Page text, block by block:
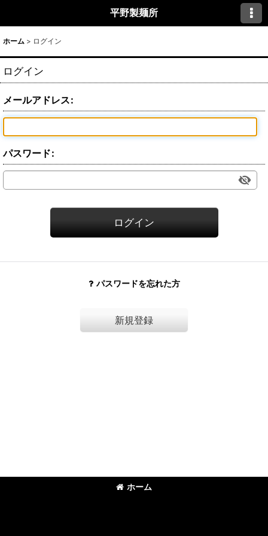
平野製麺所
ホーム > ログイン
ログイン
メールアドレス:
パスワード:
ログイン
パスワードを忘れた方
新規登録
ホーム